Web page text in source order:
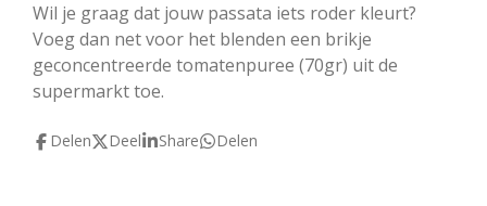
Wil je graag dat jouw passata iets roder kleurt?
Voeg dan net voor het blenden een brikje
geconcentreerde tomatenpuree (70gr) uit de
supermarkt toe.
Delen Deel Share Delen